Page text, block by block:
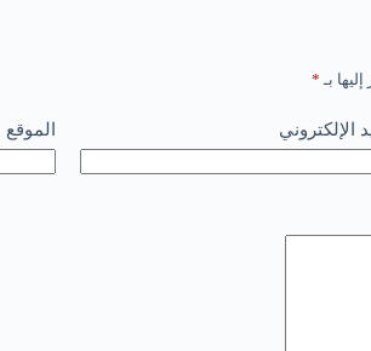
بـ *
الإلكتروني الموقع